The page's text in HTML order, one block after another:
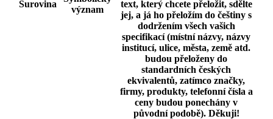
Surovina
význam
text, který chcete přeložit, sdělte
jej, a já ho přeložím do češtiny s
dodržením všech vašich
specifikací (místní názvy, názvy
institucí, ulice, města, země atd.
budou přeloženy do
standardních českých
ekvivalentů, zatímco značky,
firmy, produkty, telefonní čísla a
ceny budou ponechány v
původní podobě). Děkuji!